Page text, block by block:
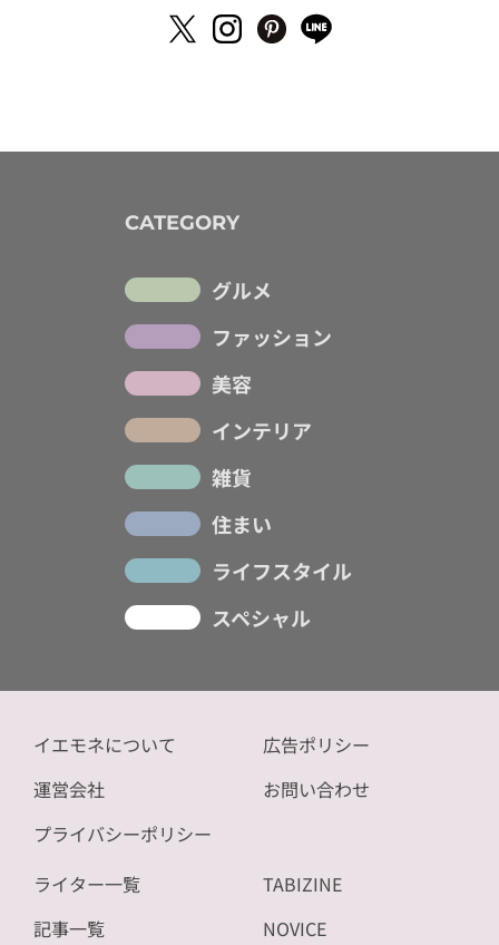
CATEGORY
グルメ
ファッション
美容
インテリア
雑貨
住まい
ライフスタイル
スペシャル
イエモネについて
運営会社
プライバシーポリシー
広告ポリシー
お問い合わせ
ライター一覧
記事一覧
TABIZINE
NOVICE